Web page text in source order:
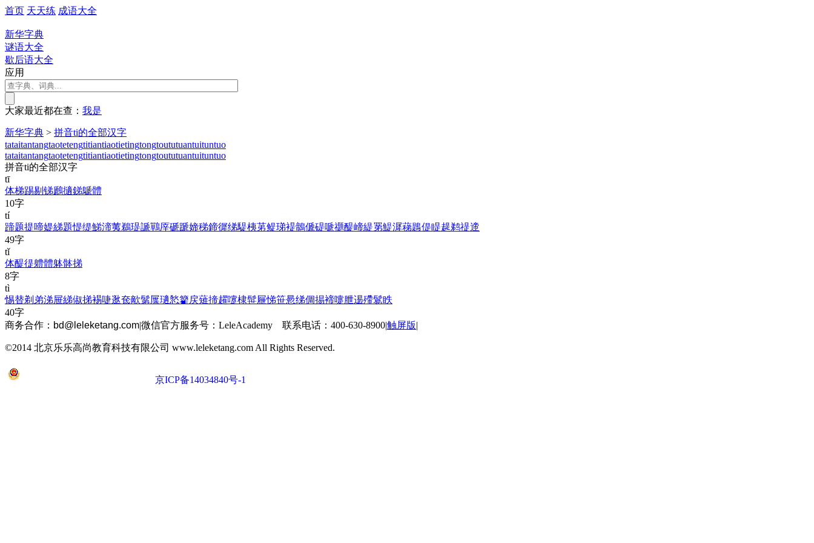
首页 天天练 成语大全
新华字典
谜语大全
歇后语大全
应用
大家最近都在查： 我是
新华字典 > 拼音ti的全部汉字
tataitantangtaotetengtitiantiaotietingtongtoututuantuituntuo
tataitantangtaotetengtitiantiaotietingtongtoututuantuituntuo
拼音ti的全部汉字
tī
体梯踢剔锑鷉擿銻鷈體
10字
tí
蹄题提啼媞綈題惿缇鮷渧荑鵜瑅謕鷤厗磃蹏媂稊鍗徲绨騠桋苐鳀珶褆鶙傂碮嗁禵醍崹緹罤鯷漽蕛鶗偍睼趧鹈禔遆
49字
tǐ
体醍徥軆體躰骵挮
8字
tì
惕替剃 弟涕屉綈俶挮裼啑逖奃歒鬀屟瓋悐籊戻薙揥趯嚔棣髰屜悌笹惖绨倜掦褅嚏朑逷殢鬄眣
40字
商务合作： bd@leleketang.com|微信官方服务号：LeleAcademy 联系电话：400-630-8900|触屏版|
©2014 北京乐乐高尚教育科技有限公司 www.leleketang.com All Rights Reserved.
京ICP备14034840号-1